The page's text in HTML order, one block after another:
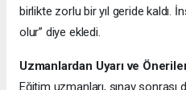
birlikte zorlu bir yıl geride kaldı.
olur” diye ekledi.
Uzmanlardan Uyarı ve
Eğitim uzmanları, sınav